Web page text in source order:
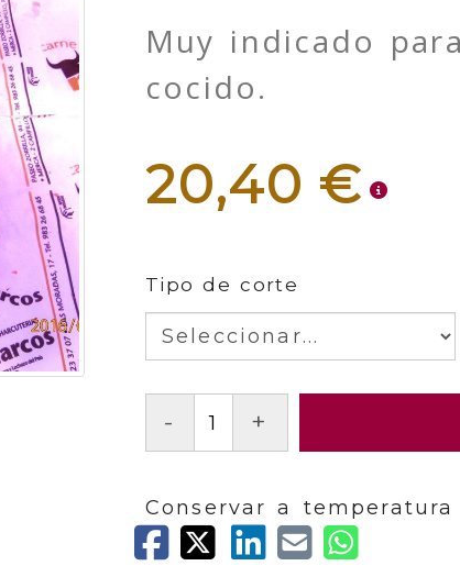
Muy indicado
cocido.
20,40 €
Tipo de corte
- +
Conservar a